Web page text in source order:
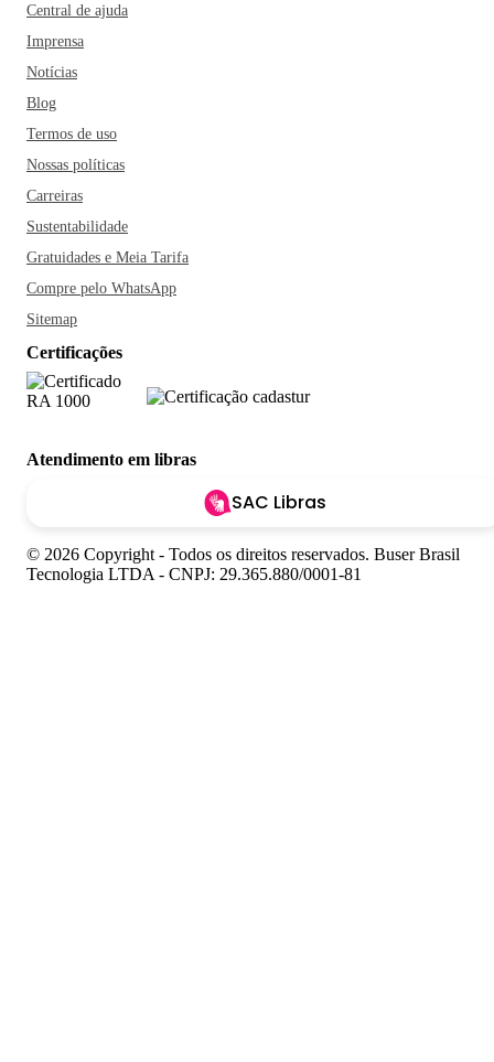
Central de ajuda
Imprensa
Notícias
Blog
Termos de uso
Nossas políticas
Carreiras
Sustentabilidade
Gratuidades e Meia Tarifa
Compre pelo WhatsApp
Sitemap
Certificações
Atendimento em libras
SAC Libras
© 2026 Copyright - Todos os direitos reservados. Buser Brasil
Tecnologia LTDA - CNPJ: 29.365.880/0001-81